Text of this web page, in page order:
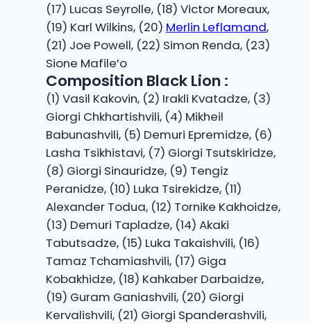
(17) Lucas Seyrolle, (18) Victor Moreaux,
(19) Karl Wilkins, (20) Merlin Leflamand,
(21) Joe Powell, (22) Simon Renda, (23)
Sione Mafile’o
Composition Black Lion :
(1) Vasil Kakovin, (2) Irakli Kvatadze, (3)
Giorgi Chkhartishvili, (4) Mikheil
Babunashvili, (5) Demuri Epremidze, (6)
Lasha Tsikhistavi, (7) Giorgi Tsutskiridze,
(8) Giorgi Sinauridze, (9) Tengiz
Peranidze, (10) Luka Tsirekidze, (11)
Alexander Todua, (12) Tornike Kakhoidze,
(13) Demuri Tapladze, (14) Akaki
Tabutsadze, (15) Luka Takaishvili, (16)
Tamaz Tchamiashvili, (17) Giga
Kobakhidze, (18) Kahkaber Darbaidze,
(19) Guram Ganiashvili, (20) Giorgi
Kervalishvili, (21) Giorgi Spanderashvili,